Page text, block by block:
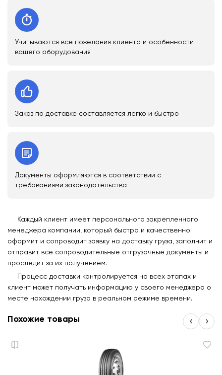
Учитываются все пожелания клиента и особенности
вашего оборудования
Заказ по доставке составляется легко и быстро
Документы оформляются в соответствии с
требованиями законодательства
Каждый клиент имеет персонального закрепленного
менеджера компании, который быстро и качественно
оформит и сопроводит заявку на доставку груза, заполнит и
отправит все сопроводительные отгрузочные документы и
проследит за их получением.
Процесс доставки контролируется на всех этапах и
клиент может получать информацию у своего менеджера о
месте нахождении груза в реальном режиме времени.
Похожие товары ‹ ›